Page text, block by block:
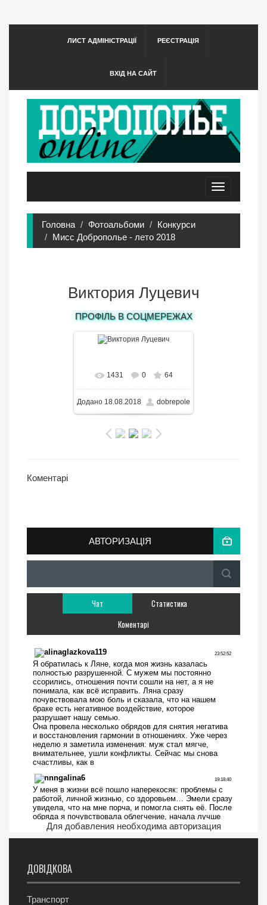
ЛИСТ АДМІНІСТРАЦІЇ РЕЄСТРАЦІЯ
ВХІД НА САЙТ
Toggle
navigation
Головна Фотоальбоми
Конкурси
Мисс Доброполье - лето 2018
Виктория Луцевич
ПРОФІЛЬ В СОЦМЕРЕЖАХ
650x649/ 163.2KB
1431 0 64
Додано 18.08.2018 dobrepole
Коментарі
АВТОРИЗАЦІЯ
Чат
Статистика
Коментарі
Для добавления необходима авторизация
ДОВІДКОВА
Транспорт